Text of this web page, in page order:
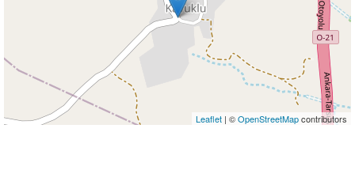
Leaflet | ©OpenStreetMapcontributors